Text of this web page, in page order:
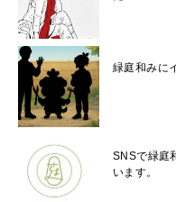
緑庭和みに
SNSで緑庭
います。